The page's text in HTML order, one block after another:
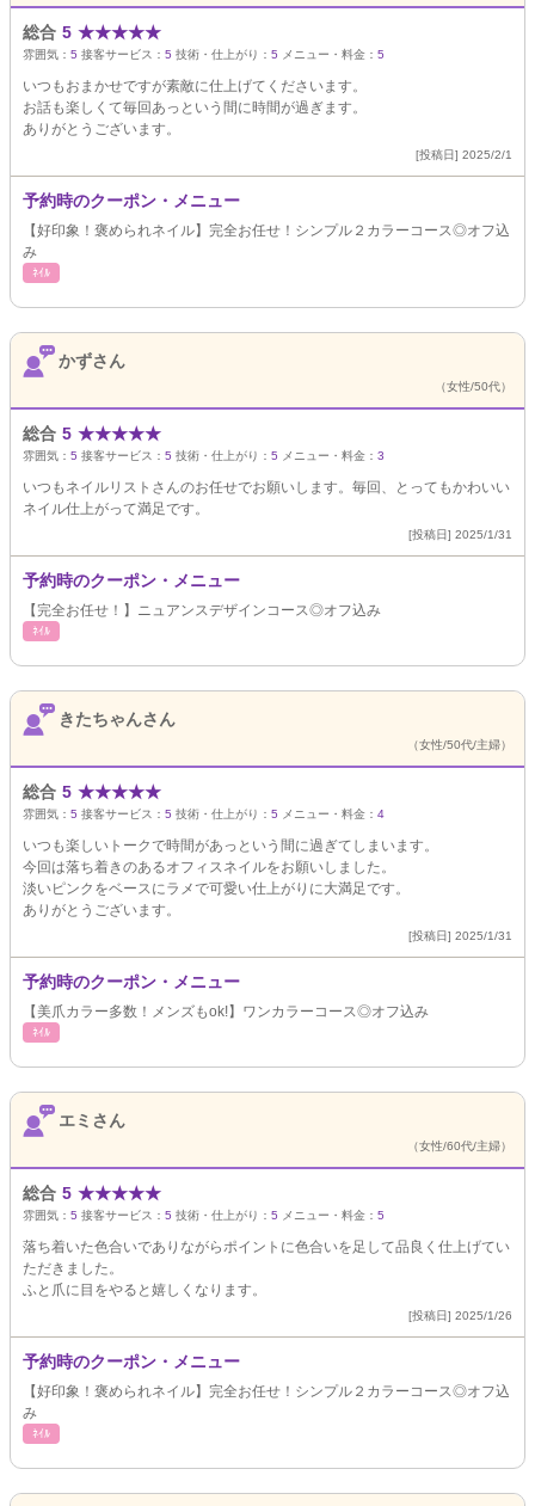
総合 5 ★★★★★
雰囲気： 5 接客サービス： 5 技術・仕上がり： 5 メニュー・料金： 5
いつもおまかせですが素敵に仕上げてくださいます。
お話も楽しくて毎回あっという間に時間が過ぎます。
ありがとうございます。
[投稿日] 2025/2/1
予約時のクーポン・メニュー
【好印象！褒められネイル】完全お任せ！シンプル２カラーコース◎オフ込
み
ﾈｲﾙ
かずさん
（女性/50代）
総合 5 ★★★★★
雰囲気： 5 接客サービス： 5 技術・仕上がり： 5 メニュー・料金： 3
いつもネイルリストさんのお任せでお願いします。毎回、とってもかわいい
ネイル仕上がって満足です。
[投稿日] 2025/1/31
予約時のクーポン・メニュー
【完全お任せ！】ニュアンスデザインコース◎オフ込み
ﾈｲﾙ
きたちゃんさん
（女性/50代/主婦）
総合 5 ★★★★★
雰囲気： 5 接客サービス： 5 技術・仕上がり： 5 メニュー・料金： 4
いつも楽しいトークで時間があっという間に過ぎてしまいます。
今回は落ち着きのあるオフィスネイルをお願いしました。
淡いピンクをベースにラメで可愛い仕上がりに大満足です。
ありがとうございます。
[投稿日] 2025/1/31
予約時のクーポン・メニュー
【美爪カラー多数！メンズもok!】ワンカラーコース◎オフ込み
ﾈｲﾙ
エミさん
（女性/60代/主婦）
総合 5 ★★★★★
雰囲気： 5 接客サービス： 5 技術・仕上がり： 5 メニュー・料金： 5
落ち着いた色合いでありながらポイントに色合いを足して品良く仕上げてい
ただきました。
ふと爪に目をやると嬉しくなります。
[投稿日] 2025/1/26
予約時のクーポン・メニュー
【好印象！褒められネイル】完全お任せ！シンプル２カラーコース◎オフ込
み
ﾈｲﾙ